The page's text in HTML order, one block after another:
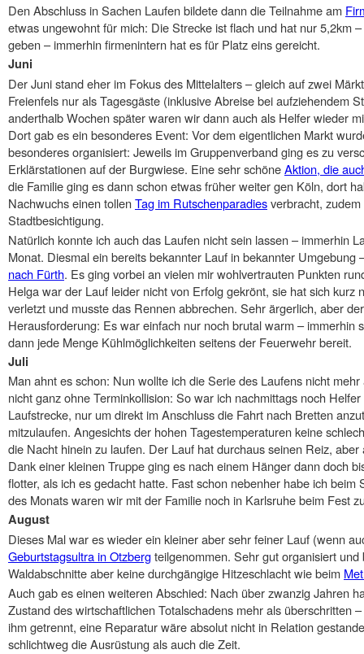
Den Abschluss in Sachen Laufen bildete dann die Teilnahme am
etwas ungewohnt für mich: Die Strecke ist flach und hat nur 5,2km
geben – immerhin firmenintern hat es für Platz eins gereicht.
Juni
Der Juni stand eher im Fokus des Mittelalters – gleich auf zwei
Freienfels nur als Tagesgäste (inklusive Abreise bei aufziehendem
anderthalb Wochen später waren wir dann auch als Helfer wieder
Dort gab es ein besonderes Event: Vor dem eigentlichen Markt
besonderes organisiert: Jeweils im Gruppenverband ging es zu
Erklärstationen auf der Burgwiese. Eine sehr schöneAktion, die
die Familie ging es dann schon etwas früher weiter gen Köln, dort
Nachwuchs einen tollenTag im Rutschenparadiesverbracht,
Stadtbesichtigung.
Natürlich konnte ich auch das Laufen nicht sein lassen – immerhin
Monat. Diesmal ein bereits bekannter Lauf in bekannter Umgebung
nach Fürth. Es ging vorbei an vielen mir wohlvertrauten Punkten
Helga war der Lauf leider nicht von Erfolg gekrönt, sie hat sich kurz
verletzt und musste das Rennen abbrechen. Sehr ärgerlich, aber
Herausforderung: Es war einfach nur noch brutal warm – immerhin
dann jede Menge Kühlmöglichkeiten seitens der Feuerwehr bereit.
Juli
Man ahnt es schon: Nun wollte ich die Serie des Laufens nicht
nicht ganz ohne Terminkollision: So war ich nachmittags noch
Laufstrecke, nur um direkt im Anschluss die Fahrt nach Bretten
mitzulaufen. Angesichts der hohen Tagestemperaturen keine
die Nacht hinein zu laufen. Der Lauf hat durchaus seinen Reiz,
Dank einer kleinen Truppe ging es nach einem Hänger dann doch
flotter, als ich es gedacht hatte. Fast schon nebenher habe ich
des Monats waren wir mit der Familie noch in Karlsruhe beim Fest
August
Dieses Mal war es wieder ein kleiner aber sehr feiner Lauf (wenn
Geburtstagsultra in Otzbergteilgenommen. Sehr gut organisiert
Waldabschnitte aber keine durchgängige Hitzeschlacht wie beim
Auch gab es einen weiteren Abschied: Nach über zwanzig Jahren
Zustand des wirtschaftlichen Totalschadens mehr als überschritten
ihm getrennt, eine Reparatur wäre absolut nicht in Relation
schlichtweg die Ausrüstung als auch die Zeit.